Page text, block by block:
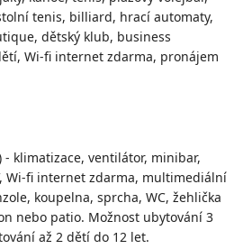
tenis, billiard, hrací automaty,
dětský klub, business
Wi-fi internet zdarma, pronájem
- klimatizace, ventilátor, minibar,
Wi-fi internet zdarma, multimediální
koupelna, sprcha, WC, žehlička
nebo patio. Možnost ubytování 3
až 2 dětí do 12 let.